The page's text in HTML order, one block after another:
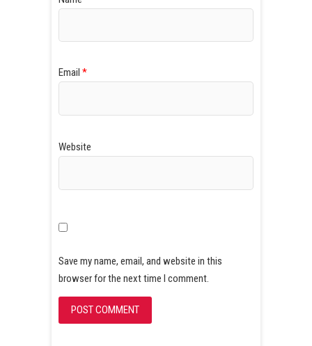
Email *
Website
Save my name, email, and website in this
browser for the next time I comment.